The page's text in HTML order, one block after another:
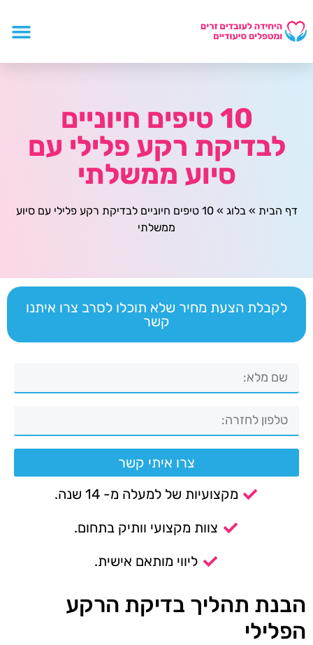
10 טיפים חיוניים
לבדיקת רקע פלילי עם
סיוע ממשלתי
דף הבית »בלוג »
10 טיפים חיוניים לבדיקת רקע פלילי עם סיוע
ממשלתי
לקבלת הצעת מחיר שלא תוכלו לסרב צרו איתנו
קשר
צרו איתי קשר
מקצועיות של למעלה מ- 14 שנה.
צוות מקצועי וותיק בתחום.
ליווי מותאם אישית.
הבנת תהליך בדיקת הרקע
הפלילי